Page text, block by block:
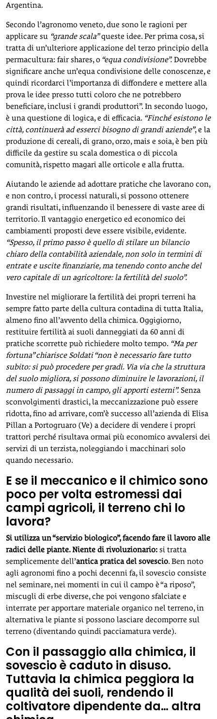
Argentina.
Secondo l’agronomo veneto, due sono le ragioni per
applicare su “grande scala”queste idee. Per prima cosa, si
tratta di un’ulteriore applicazione del terzo principio della
permacultura: fair shares, o “equa condivisione”. Dovrebbe
significare anche un’equa condivisione delle conoscenze, e
quindi ricordarci l’importanza di diffondere e mettere alla
prova le idee presso tutti coloro che ne potrebbero
beneficiare, inclusi i grandi produttori”. In secondo luogo,
è una questione di logica, e di efficacia. “Finché esistono le
città, continuerà ad esserci bisogno di grandi aziende”, e la
produzione di cereali, di grano, orzo, mais e soia, è ben più
difficile da gestire su scala domestica o di piccola
comunità, rispetto magari alle orticole e alla frutta.
Aiutando le aziende ad adottare pratiche che lavorano con,
e non contro, i processi naturali, si possono ottenere
grandi risultati, influenzando il benessere di vaste aree di
territorio. Il vantaggio energetico ed economico dei
cambiamenti proposti deve essere visibile, evidente.
“Spesso, il primo passo è quello di stilare un bilancio
chiaro della contabilità aziendale, non solo in termini di
entrate e uscite finanziarie, ma tenendo conto anche del
vero capitale di un agricoltore: la fertilità del suolo”.
Investire nel migliorare la fertilità dei propri terreni ha
sempre fatto parte della cultura contadina di tutta Italia,
almeno fino all’avvento della chimica. Oggigiorno,
restituire fertilità ai suoli danneggiati da 60 anni di
pratiche scorrette può richiedere molto tempo. “Ma per
fortuna” chiarisce Soldati “non è necessario fare tutto
subito: si può procedere per gradi. Via via che la struttura
del suolo migliora, si possono diminuire le lavorazioni, il
numero di passaggi in campo, gli apporti esterni”. Senza
sconvolgimenti drastici, la meccanizzazione può essere
ridotta, fino ad arrivare, com’è successo all’azienda di Elisa
Pillan a Portogruaro (Ve) a decidere di vendere i propri
trattori perché risultava ormai più economico avvalersi dei
servizi di un terzista, noleggiando i macchinari solo
quando necessario.
E se il meccanico e il chimico sono
poco per volta estromessi dai
campi agricoli, il terreno chi lo
lavora?
Si utilizza un “servizio biologico”, facendo fare il lavoro alle
radici delle piante. Niente di rivoluzionario: si tratta
semplicemente dell’antica pratica del sovescio. Ben noto
agli agronomi fino a pochi decenni fa, il sovescio consiste
nel seminare, nei momenti in cui il campo è “a riposo”,
miscugli di erbe diverse, che poi vengono sfalciate e
interrate per apportare materiale organico nel terreno, in
alternativa le piante si possono lasciare decomporre sul
terreno (diventando quindi pacciamatura verde).
Con il passaggio alla chimica, il
sovescio è caduto in disuso.
Tuttavia la chimica peggiora la
qualità dei suoli, rendendo il
coltivatore dipendente da… altra